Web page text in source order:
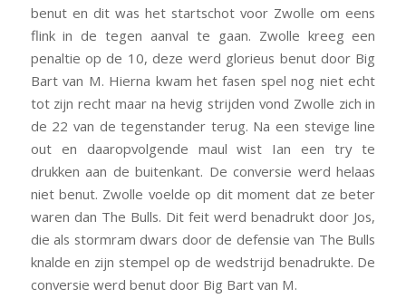
benut en dit was het startschot voor Zwolle om eens
flink in de tegen aanval te gaan. Zwolle kreeg een
penaltie op de 10, deze werd glorieus benut door Big
Bart van M. Hierna kwam het fasen spel nog niet echt
tot zijn recht maar na hevig strijden vond Zwolle zich in
de 22 van de tegenstander terug. Na een stevige line
out en daaropvolgende maul wist Ian een try te
drukken aan de buitenkant. De conversie werd helaas
niet benut. Zwolle voelde op dit moment dat ze beter
waren dan The Bulls. Dit feit werd benadrukt door Jos,
die als stormram dwars door de defensie van The Bulls
knalde en zijn stempel op de wedstrijd benadrukte. De
conversie werd benut door Big Bart van M.